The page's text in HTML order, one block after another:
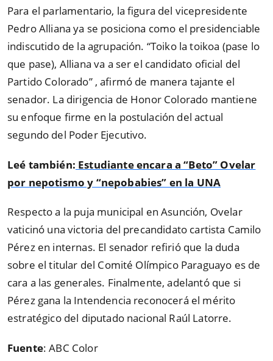
Para el parlamentario, la figura del vicepresidente
Pedro Alliana ya se posiciona como el presidenciable
indiscutido de la agrupación. “Toiko la toikoa (pase lo
que pase), Alliana va a ser el candidato oficial del
Partido Colorado”, afirmó de manera tajante el
senador. La dirigencia de Honor Colorado mantiene
su enfoque firme en la postulación del actual
segundo del Poder Ejecutivo.
Leé también: Estudiante encara a “Beto” Ovelar
por nepotismo y “nepobabies” en la UNA
Respecto a la puja municipal en Asunción, Ovelar
vaticinó una victoria del precandidato cartista Camilo
Pérez en internas. El senador refirió que la duda
sobre el titular del Comité Olímpico Paraguayo es de
cara a las generales. Finalmente, adelantó que si
Pérez gana la Intendencia reconocerá el mérito
estratégico del diputado nacional Raúl Latorre.
Fuente: ABC Color